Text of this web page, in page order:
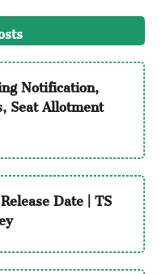
Notification,
Seat Allotment
Date | TS